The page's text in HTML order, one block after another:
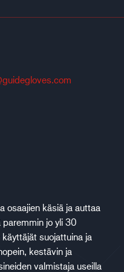
osaajien käsiä ja auttaa
paremmin jo yli 30
suojattuina ja
kestävin ja
valmistaja useilla